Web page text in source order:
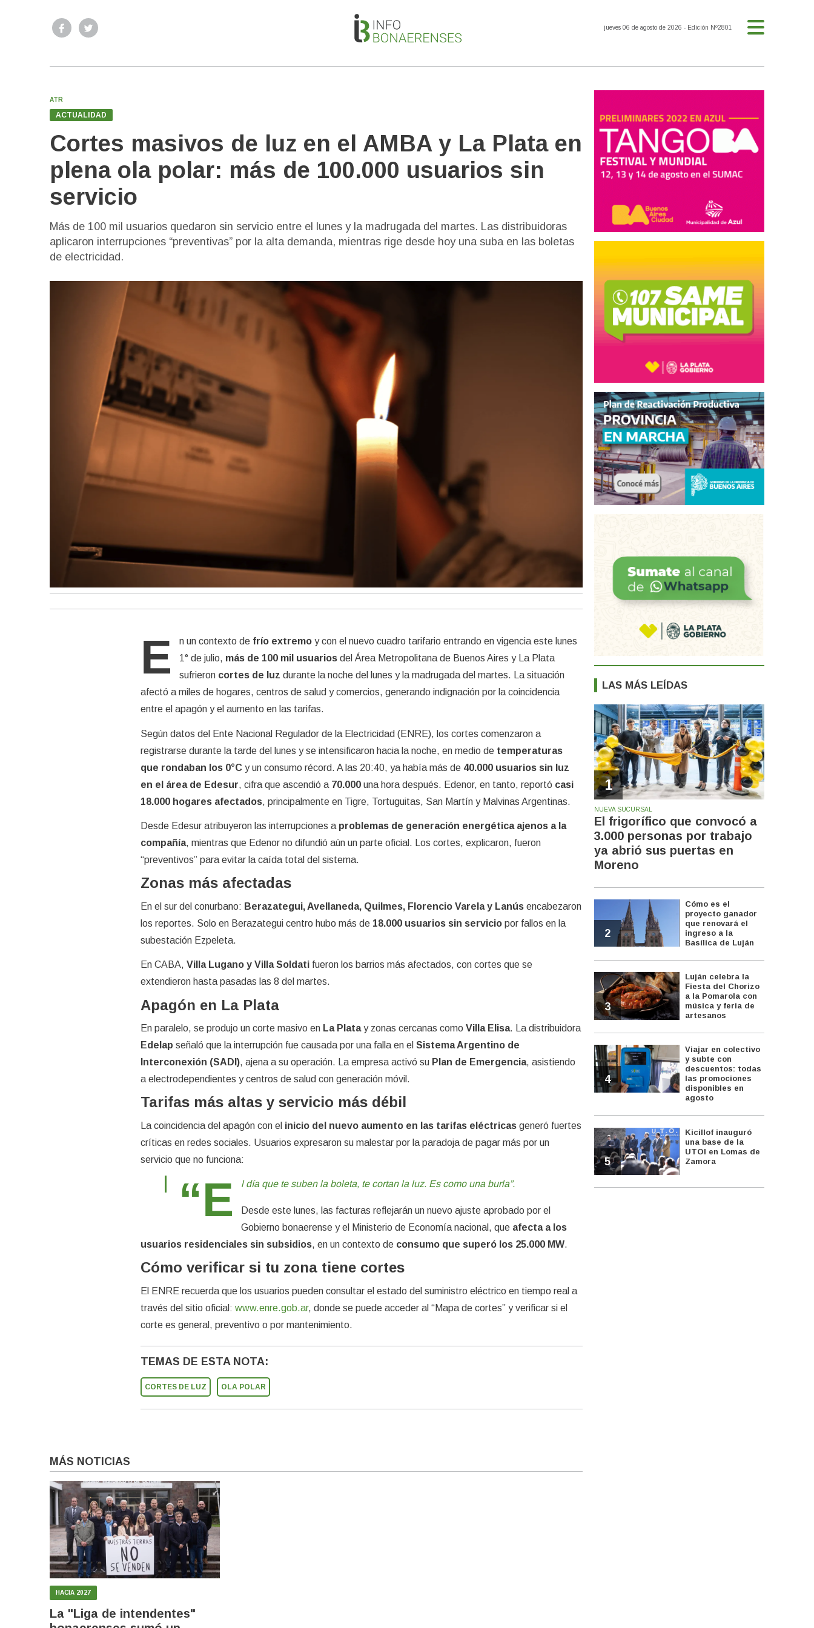
jueves 06 de agosto de 2026 - Edición Nº2801
ATR
ACTUALIDAD
Cortes masivos de luz en el AMBA y La Plata en
plena ola polar: más de 100.000 usuarios sin
servicio
Más de 100 mil usuarios quedaron sin servicio entre el lunes y la madrugada del martes. Las distribuidoras
aplicaron interrupciones “preventivas” por la alta demanda, mientras rige desde hoy una suba en las boletas
de electricidad.
E n un contexto de frío extremoy con el nuevo cuadro tarifario entrando en vigencia este lunes
1° de julio, más de 100 mil usuariosdel Área Metropolitana de Buenos Aires y La Plata
sufrieron cortes de luz durante la noche del lunes y la madrugada del martes. La situación
afectó a miles de hogares, centros de salud y comercios, generando indignación por la coincidencia
entre el apagón y el aumento en las tarifas.
Según datos del Ente Nacional Regulador de la Electricidad (ENRE), los cortes comenzaron a
registrarse durante la tarde del lunes y se intensificaron hacia la noche, en medio de temperaturas
que rondaban los 0°C y un consumo récord. A las 20:40, ya había más de 40.000 usuarios sin luz
en el área de Edesur, cifra que ascendió a 70.000una hora después. Edenor, en tanto, reportó casi
18.000 hogares afectados, principalmente en Tigre, Tortuguitas, San Martín y Malvinas Argentinas.
Desde Edesur atribuyeron las interrupciones a problemas de generación energética ajenos a la
compañía, mientras que Edenor no difundió aún un parte oficial. Los cortes, explicaron, fueron
“preventivos” para evitar la caída total del sistema.
Zonas más afectadas
En el sur del conurbano: Berazategui, Avellaneda, Quilmes, Florencio Varela y Lanúsencabezaron
los reportes. Solo en Berazategui centro hubo más de 18.000 usuarios sin serviciopor fallos en la
subestación Ezpeleta.
En CABA, Villa Lugano y Villa Soldatifueron los barrios más afectados, con cortes que se
extendieron hasta pasadas las 8 del martes.
Apagón en La Plata
En paralelo, se produjo un corte masivo en La Platay zonas cercanas como Villa Elisa. La distribuidora
Edelap señaló que la interrupción fue causada por una falla en el Sistema Argentino de
Interconexión (SADI), ajena a su operación. La empresa activó su Plan de Emergencia, asistiendo
a electrodependientes y centros de salud con generación móvil.
Tarifas más altas y servicio más débil
La coincidencia del apagón con el inicio del nuevo aumento en las tarifas eléctricasgeneró fuertes
críticas en redes sociales. Usuarios expresaron su malestar por la paradoja de pagar más por un
servicio que no funciona:
“E l día que te suben la boleta, te cortan la luz. Es como una burla”.
Desde este lunes, las facturas reflejarán un nuevo ajuste aprobado por el
Gobierno bonaerense y el Ministerio de Economía nacional, que afecta a los
usuarios residenciales sin subsidios, en un contexto de consumo que superó los 25.000 MW.
Cómo verificar si tu zona tiene cortes
El ENRE recuerda que los usuarios pueden consultar el estado del suministro eléctrico en tiempo real a
través del sitio oficial: www.enre.gob.ar, donde se puede acceder al “Mapa de cortes” y verificar si el
corte es general, preventivo o por mantenimiento.
TEMAS DE ESTA NOTA:
CORTES DE LUZ OLA POLAR
MÁS NOTICIAS
HACIA 2027
La "Liga de intendentes"
LAS MÁS LEÍDAS
1
NUEVA SUCURSAL
El frigorífico que convocó a
3.000 personas por trabajo
ya abrió sus puertas en
Moreno
2
Cómo es el
proyecto ganador
que renovará el
ingreso a la
Basílica de Luján
3
Luján celebra la
Fiesta del Chorizo
a la Pomarola con
música y feria de
artesanos
4
Viajar en colectivo
y subte con
descuentos: todas
las promociones
disponibles en
agosto
5
Kicillof inauguró
una base de la
UTOI en Lomas de
Zamora